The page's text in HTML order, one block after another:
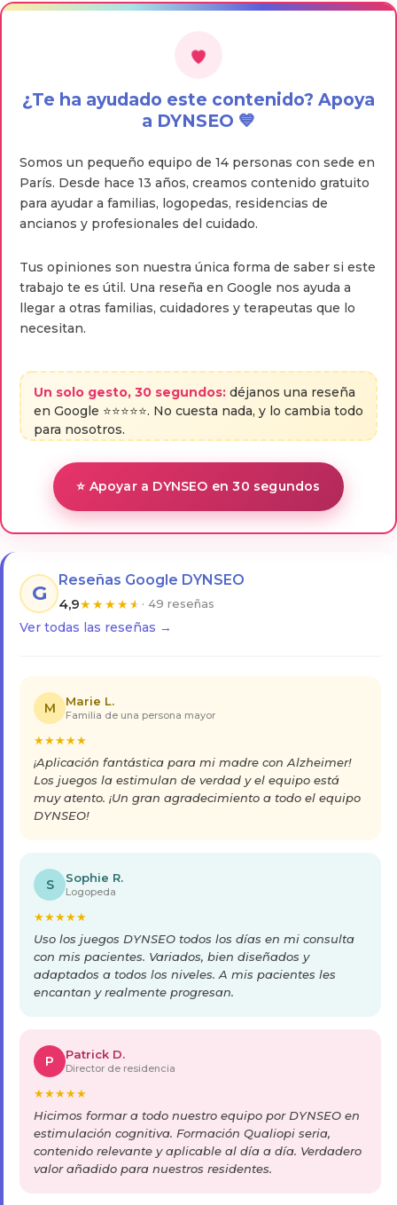
¿Te ha ayudado este contenido? Apoya
a DYNSEO 💙
Somos un pequeño equipo de 14 personas con sede en
París. Desde hace 13 años, creamos contenido gratuito
para ayudar a familias, logopedas, residencias de
ancianos y profesionales del cuidado.
Tus opiniones son nuestra única forma de saber si este
trabajo te es útil. Una reseña en Google nos ayuda a
llegar a otras familias, cuidadores y terapeutas que lo
necesitan.
Un solo gesto, 30 segundos: déjanos una reseña
en Google ⭐⭐⭐⭐⭐. No cuesta nada, y lo cambia todo
para nosotros.
⭐ Apoyar a DYNSEO en 30 segundos
G
Reseñas Google DYNSEO
4,9★★★★★ · 49 reseñas
Ver todas las reseñas →
M Marie L.
Familia de una persona mayor
★★★★★
¡Aplicación fantástica para mi madre con Alzheimer!
Los juegos la estimulan de verdad y el equipo está
muy atento. ¡Un gran agradecimiento a todo el equipo
DYNSEO!
S Sophie R.
Logopeda
★★★★★
Uso los juegos DYNSEO todos los días en mi consulta
con mis pacientes. Variados, bien diseñados y
adaptados a todos los niveles. A mis pacientes les
encantan y realmente progresan.
P Patrick D.
Director de residencia
★★★★★
Hicimos formar a todo nuestro equipo por DYNSEO en
estimulación cognitiva. Formación Qualiopi seria,
contenido relevante y aplicable al día a día. Verdadero
valor añadido para nuestros residentes.